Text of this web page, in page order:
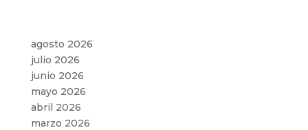
agosto 2026
julio 2026
junio 2026
mayo 2026
abril 2026
marzo 2026